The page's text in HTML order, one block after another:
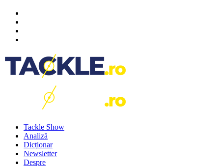
Tackle Show
Analiză
Dicționar
Newsletter
Despre